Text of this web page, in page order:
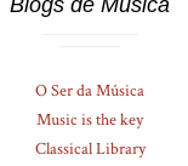
Blogs de Música
O Ser da Música
Music is the key
Classical Library